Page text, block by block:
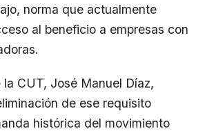
norma que actualmente
al beneficio a empresas con
la CUT, José Manuel Díaz,
de ese requisito
histórica del movimiento